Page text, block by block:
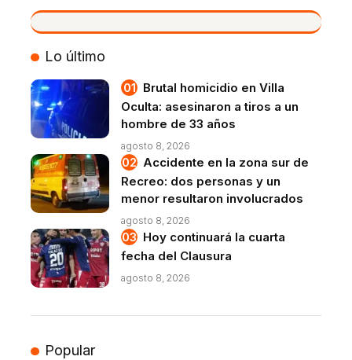
VIVO
Lo último
Brutal homicidio en Villa
Oculta: asesinaron a tiros a un
hombre de 33 años
agosto 8, 2026
Accidente en la zona sur de
Recreo: dos personas y un
menor resultaron involucrados
agosto 8, 2026
Hoy continuará la cuarta
fecha del Clausura
agosto 8, 2026
Popular